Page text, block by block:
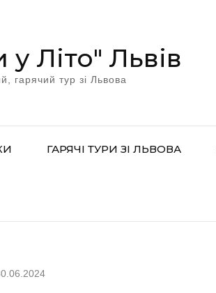
Літо" Львів
гарячий тур зі Львова
ГАРЯЧІ ТУРИ ЗІ ЛЬВОВА